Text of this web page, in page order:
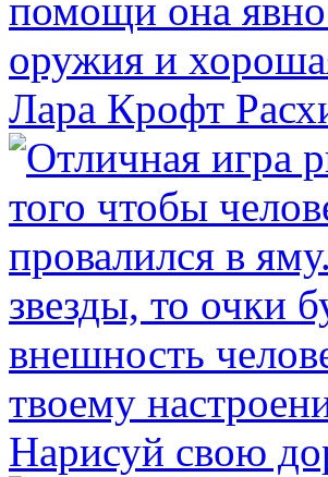
Лара Крофт
Нарисуй свою